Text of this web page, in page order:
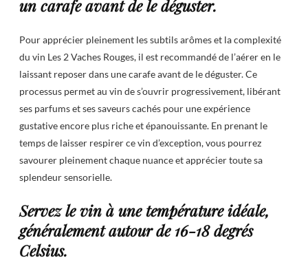
un carafe avant de le déguster.
Pour apprécier pleinement les subtils arômes et la complexité
du vin Les 2 Vaches Rouges, il est recommandé de l’aérer en le
laissant reposer dans une carafe avant de le déguster. Ce
processus permet au vin de s’ouvrir progressivement, libérant
ses parfums et ses saveurs cachés pour une expérience
gustative encore plus riche et épanouissante. En prenant le
temps de laisser respirer ce vin d’exception, vous pourrez
savourer pleinement chaque nuance et apprécier toute sa
splendeur sensorielle.
Servez le vin à une température idéale,
généralement autour de 16-18 degrés
Celsius.